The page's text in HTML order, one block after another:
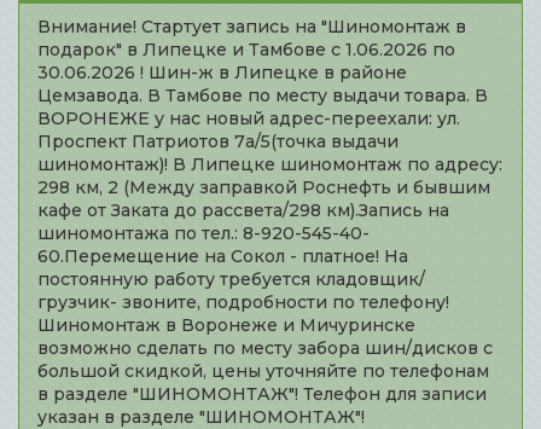
Внимание! Стартует запись на "Шиномонтаж в
подарок" в Липецке и Тамбове с 1.06.2026 по
30.06.2026 ! Шин-ж в Липецке в районе
Цемзавода. В Тамбове по месту выдачи товара. В
ВОРОНЕЖЕ у нас новый адрес-переехали: ул.
Проспект Патриотов 7а/5(точка выдачи
шиномонтаж)! В Липецке шиномонтаж по адресу:
298 км, 2 (Между заправкой Роснефть и бывшим
кафе от Заката до рассвета/298 км).Запись на
шиномонтажа по тел.: 8-920-545-40-
60.Перемещение на Сокол - платное! На
постоянную работу требуется кладовщик/
грузчик- звоните, подробности по телефону!
Шиномонтаж в Воронеже и Мичуринске
возможно сделать по месту забора шин/дисков с
большой скидкой, цены уточняйте по телефонам
в разделе "ШИНОМОНТАЖ"! Телефон для записи
указан в разделе "ШИНОМОНТАЖ"!